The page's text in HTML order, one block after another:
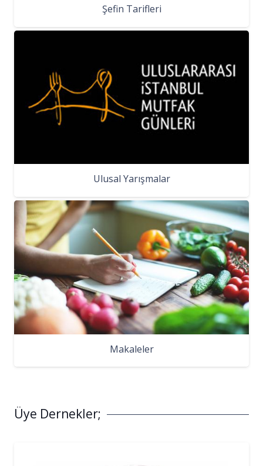
Şefin Tarifleri
Ulusal Yarışmalar
Makaleler
Üye Dernekler;